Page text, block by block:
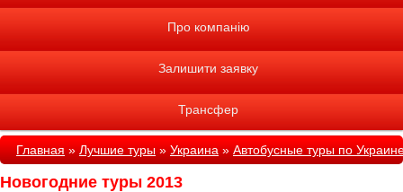
Про компанію
Залишити заявку
Трансфер
Главная»Лучшие туры»Украина»Автобусные туры по
Новогодние туры 2013